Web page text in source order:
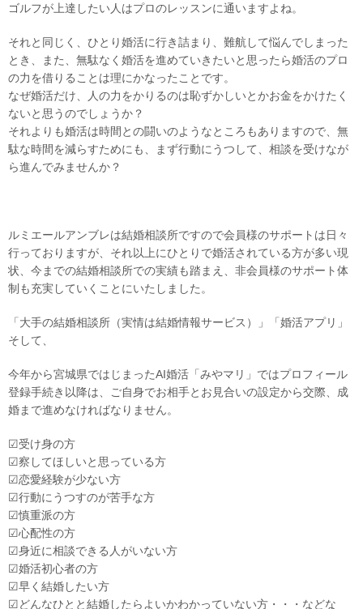
ゴルフが上達したい人はプロのレッスンに通いますよね。
それと同じく、ひとり婚活に行き詰まり、難航して悩んでしまった
とき、また、無駄なく婚活を進めていきたいと思ったら婚活のプロ
の力を借りることは理にかなったことです。
なぜ婚活だけ、人の力をかりるのは恥ずかしいとかお金をかけたく
ないと思うのでしょうか？
それよりも婚活は時間との闘いのようなところもありますので、無
駄な時間を減らすためにも、まず行動にうつして、相談を受けなが
ら進んでみませんか？
ルミエールアンブレは結婚相談所ですので会員様のサポートは日々
行っておりますが、それ以上にひとりで婚活されている方が多い現
状、今までの結婚相談所での実績も踏まえ、非会員様のサポート体
制も充実していくことにいたしました。
「大手の結婚相談所（実情は結婚情報サービス）」「婚活アプリ」
そして、
今年から宮城県ではじまったAI婚活「みやマリ」ではプロフィール
登録手続き以降は、ご自身でお相手とお見合いの設定から交際、成
婚まで進めなければなりません。
☑受け身の方
☑察してほしいと思っている方
☑恋愛経験が少ない方
☑行動にうつすのが苦手な方
☑慎重派の方
☑心配性の方
☑身近に相談できる人がいない方
☑婚活初心者の方
☑早く結婚したい方
☑どんなひとと結婚したらよいかわかっていない方・・・などな